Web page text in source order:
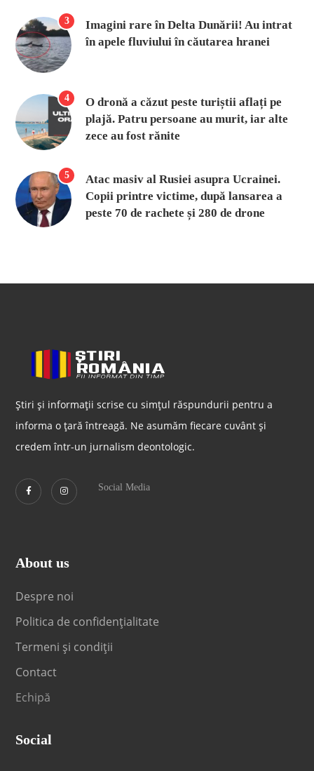
3
Imagini rare în Delta Dunării! Au intrat
în apele fluviului în căutarea hranei
4
O dronă a căzut peste turiștii aflați pe
plajă. Patru persoane au murit, iar alte
zece au fost rănite
5
Atac masiv al Rusiei asupra Ucrainei.
Copii printre victime, după lansarea a
peste 70 de rachete și 280 de drone
Știri și informații scrise cu simțul răspundurii pentru a
informa o țară întreagă. Ne asumăm fiecare cuvânt și
credem într-un jurnalism deontologic.
Social Media
About us
Despre noi
Politica de confidențialitate
Termeni și condiții
Contact
Echipă
Social